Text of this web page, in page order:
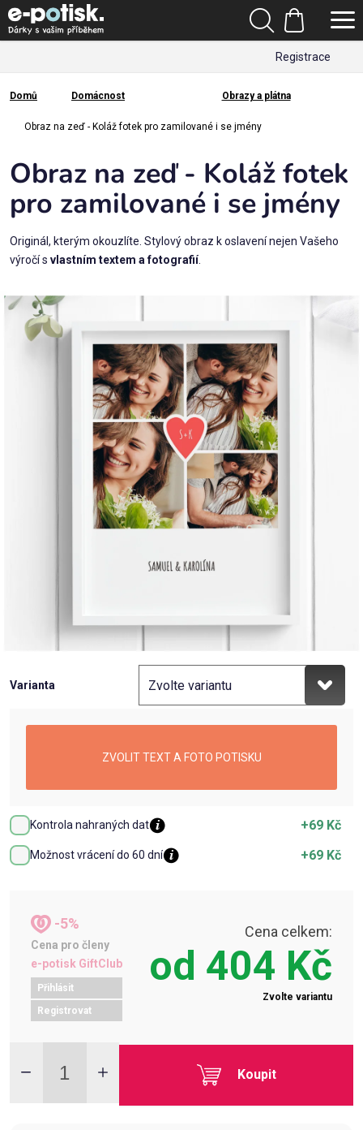
Přejít
na
obsah
Registrace
Hledat
Nákupní
košík
Kategorie
Dárek
Rodina
/
Povolání,
zájmy a
Domů
Domů Domácnost Obrazy a plátna
Obraz na zeď - Koláž fotek pro zamilované i se jmény
Varianta
ZVOLIT TEXT A FOTO POTISKU
Kontrola nahraných dat +69 Kč
Možnost vrácení do 60 dní +69 Kč
-5%
Cena pro členy
e-potisk GiftClub
Přihlásit
Registrovat
Cena celkem:
od 404 Kč
Zvolte variantu
Koupit
Obraz na zeď - Koláž fotek
pro zamilované i se jmény
Originál, kterým okouzlíte. Stylový obraz k oslavení nejen Vašeho
výročí s vlastním textem a fotografií.